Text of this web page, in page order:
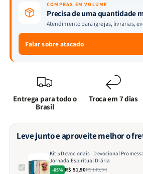
Dia:
Jornada
Diária
Dia:
Jornada
Espiritual
Diária
COMPRAS EM VOLUME
Precisa de uma quantidade
Atendimento para igrejas, livrarias,
Falar sobre atacado
Entrega para todo o
Brasil
Troca em 7 dias
Leve junto e aproveite melhor o
Kit 5 Devocionais - Devocional
Jornada Espiritual Diária
-65% R$ 51,90R$ 149,90